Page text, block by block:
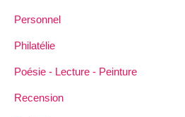
Personnel
Philatélie
Poésie - Lecture - Peinture
Recension